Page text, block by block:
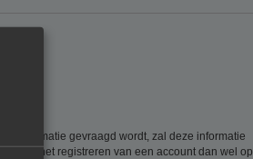
informatie gevraagd wordt, zal deze informatie
van het registreren van een account dan wel op